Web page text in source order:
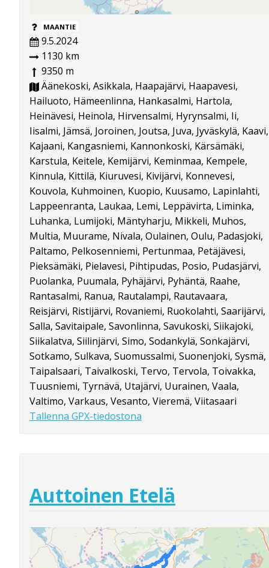
MAANTIE
9.5.2024
1130 km
9350 m
Äänekoski, Asikkala, Haapajärvi, Haapavesi,
Hailuoto, Hämeenlinna, Hankasalmi, Hartola,
Heinävesi, Heinola, Hirvensalmi, Hyrynsalmi, Ii,
Iisalmi, Jämsä, Joroinen, Joutsa, Juva, Jyväskylä, Kaavi,
Kajaani, Kangasniemi, Kannonkoski, Kärsämäki,
Karstula, Keitele, Kemijärvi, Keminmaa, Kempele,
Kinnula, Kittilä, Kiuruvesi, Kivijärvi, Konnevesi,
Kouvola, Kuhmoinen, Kuopio, Kuusamo, Lapinlahti,
Lappeenranta, Laukaa, Lemi, Leppävirta, Liminka,
Luhanka, Lumijoki, Mäntyharju, Mikkeli, Muhos,
Multia, Muurame, Nivala, Oulainen, Oulu, Padasjoki,
Paltamo, Pelkosenniemi, Pertunmaa, Petäjävesi,
Pieksämäki, Pielavesi, Pihtipudas, Posio, Pudasjärvi,
Puolanka, Puumala, Pyhäjärvi, Pyhäntä, Raahe,
Rantasalmi, Ranua, Rautalampi, Rautavaara,
Reisjärvi, Ristijärvi, Rovaniemi, Ruokolahti, Saarijärvi,
Salla, Savitaipale, Savonlinna, Savukoski, Siikajoki,
Siikalatva, Siilinjärvi, Simo, Sodankylä, Sonkajärvi,
Sotkamo, Sulkava, Suomussalmi, Suonenjoki, Sysmä,
Taipalsaari, Taivalkoski, Tervo, Tervola, Toivakka,
Tuusniemi, Tyrnävä, Utajärvi, Uurainen, Vaala,
Valtimo, Varkaus, Vesanto, Vieremä, Viitasaari
Tallenna GPX-tiedostona
Auttoinen Etelä